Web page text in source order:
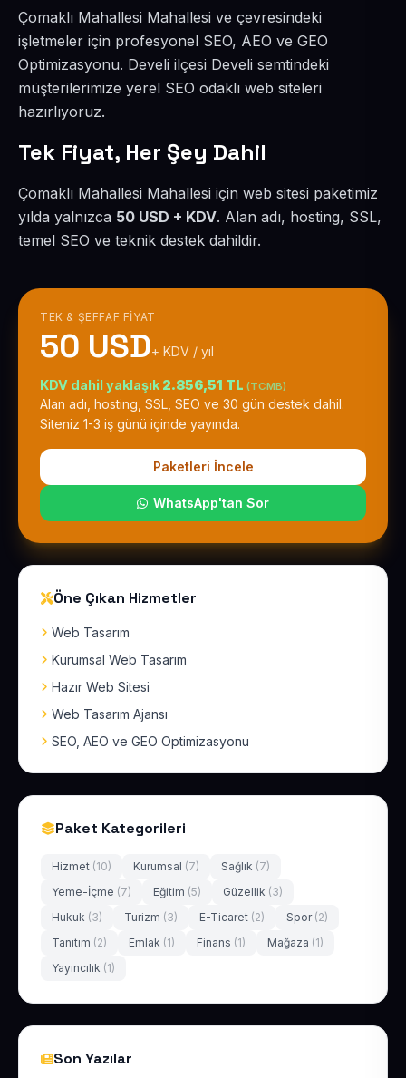
Çomaklı Mahallesi Mahallesi ve çevresindeki
işletmeler için profesyonel SEO, AEO ve GEO
Optimizasyonu. Develi ilçesi Develi semtindeki
müşterilerimize yerel SEO odaklı web siteleri
hazırlıyoruz.
Tek Fiyat, Her Şey Dahil
Çomaklı Mahallesi Mahallesi için web sitesi paketimiz
yılda yalnızca 50 USD + KDV. Alan adı, hosting, SSL,
temel SEO ve teknik destek dahildir.
TEK & ŞEFFAF FIYAT
50 USD+ KDV / yıl
KDV dahil yaklaşık 2.856,51 TL (TCMB)
Alan adı, hosting, SSL, SEO ve 30 gün destek dahil.
Siteniz 1-3 iş günü içinde yayında.
Paketleri İncele
WhatsApp'tan Sor
Öne Çıkan Hizmetler
Web Tasarım
Kurumsal Web Tasarım
Hazır Web Sitesi
Web Tasarım Ajansı
SEO, AEO ve GEO Optimizasyonu
Paket Kategorileri
Hizmet (10) Kurumsal (7) Sağlık (7)
Yeme-İçme (7) Eğitim (5) Güzellik (3)
Hukuk (3) Turizm (3) E-Ticaret (2) Spor (2)
Tanıtım (2) Emlak (1) Finans (1) Mağaza (1)
Yayıncılık (1)
Son Yazılar